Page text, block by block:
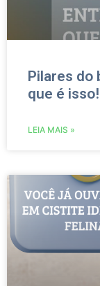
Pilares do
que é isso!
LEIA MAIS »